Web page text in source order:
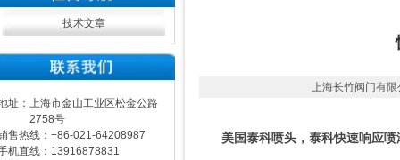
技术文章
址：上海市金山工业区松金公路
号
售热线：+86-021-64208987
机直线：13916878831
上海长竹阀门有
美国泰科喷头，泰科快速响应